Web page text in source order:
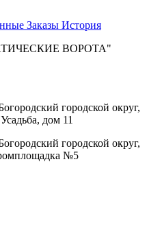
Заказы История
ВОРОТА"
городской округ,
дом 11
городской округ,
№5